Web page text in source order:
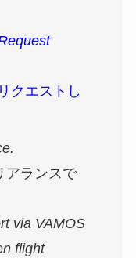
クエストし
アランスで
via VAMOS
flight